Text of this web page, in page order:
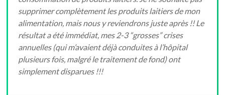
supprimer complètement les produits laitiers de mon
alimentation, mais nous y reviendrons juste après !! Le
résultat a été immédiat, mes 2-3 “grosses” crises
annuelles (qui m’avaient déjà conduites à l’hôpital
plusieurs fois, malgré le traitement de fond) ont
simplement disparues !!!